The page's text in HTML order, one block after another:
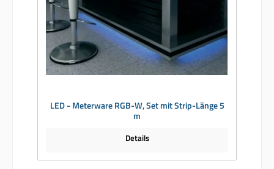
LED - Meterware RGB-W, Set mit Strip-Länge 5
m
Details